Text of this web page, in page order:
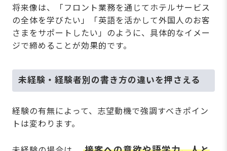
将来像は、「フロント業務を通じてホテルサービス
の全体を学びたい」「英語を活かして外国人のお客
さまをサポートしたい」のように、具体的なイメー
ジで締めることが効果的です。
未経験・経験者別の書き方の違いを押さえる
経験の有無によって、志望動機で強調すべきポイン
トは変わります。